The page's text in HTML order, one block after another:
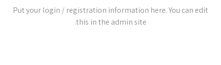
Put your login / registration information here. You can edit
this in the admin site.